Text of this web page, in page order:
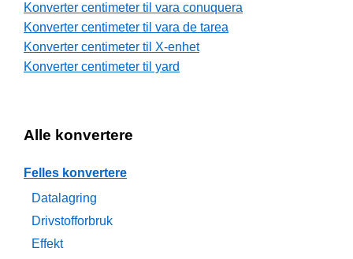
Konverter centimeter til vara conuquera
Konverter centimeter til vara de tarea
Konverter centimeter til X-enhet
Konverter centimeter til yard
Alle konvertere
Felles konvertere
Datalagring
Drivstofforbruk
Effekt